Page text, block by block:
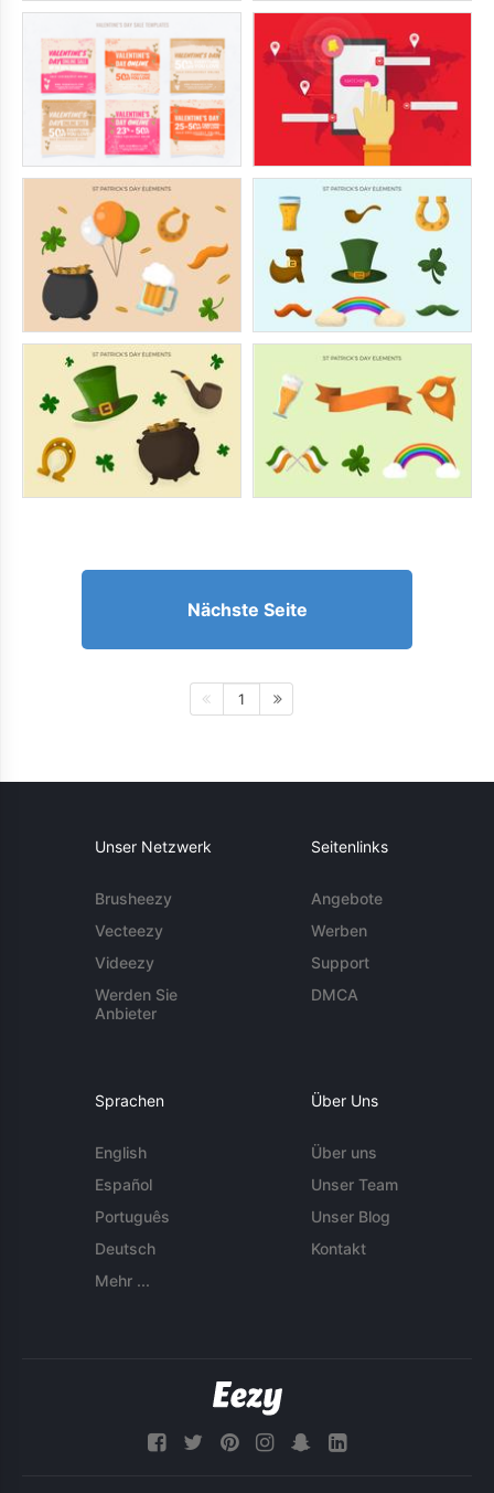
Nächste Seite
1
Unser Netzwerk
Brusheezy
Vecteezy
Videezy
Werden Sie
Anbieter
Seitenlinks
Angebote
Werben
Support
DMCA
Sprachen
English
Español
Português
Deutsch
Mehr ...
Über Uns
Über uns
Unser Team
Unser Blog
Kontakt